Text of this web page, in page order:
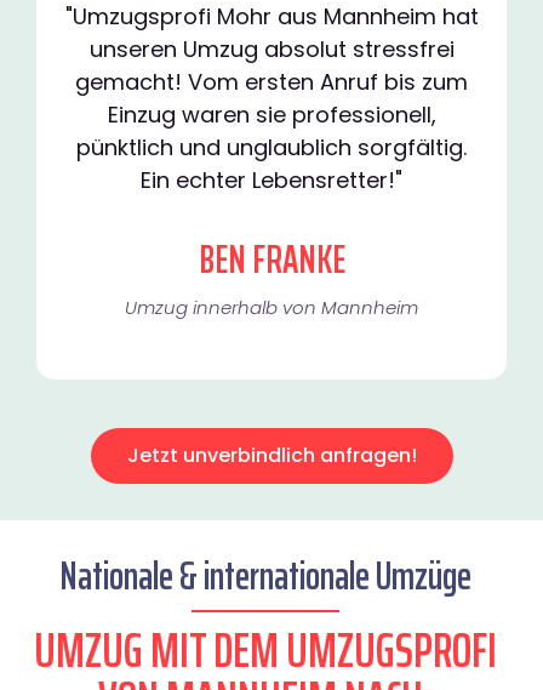
"Umzugsprofi Mohr aus Mannheim hat
unseren Umzug absolut stressfrei
gemacht! Vom ersten Anruf bis zum
Einzug waren sie professionell,
pünktlich und unglaublich sorgfältig.
Ein echter Lebensretter!"
BEN FRANKE
Umzug innerhalb von Mannheim​
Jetzt unverbindlich anfragen!
Nationale & internationale Umzüge
UMZUG MIT DEM UMZUGSPROFI